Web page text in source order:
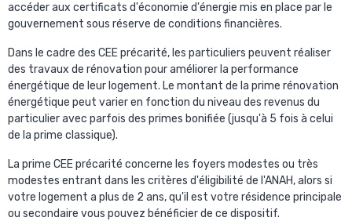
accéder aux certificats d'économie d'énergie mis en place par le
gouvernement sous réserve de conditions financières.
Dans le cadre des CEE précarité, les particuliers peuvent réaliser
des travaux de rénovation pour améliorer la performance
énergétique de leur logement. Le montant de la prime rénovation
énergétique peut varier en fonction du niveau des revenus du
particulier avec parfois des primes bonifiée (jusqu'à 5 fois à celui
de la prime classique).
La prime CEE précarité concerne les foyers modestes ou très
modestes entrant dans les critères d'éligibilité de l'ANAH, alors si
votre logement a plus de 2 ans, qu'il est votre résidence principale
ou secondaire vous pouvez bénéficier de ce dispositif.